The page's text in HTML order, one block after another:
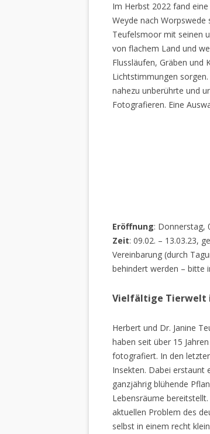
Im Herbst 2022 fand
Weyde nach
Teufelsmoor mit seinen
von flachem Land und
Flussläufen, Gräben und
Lichtstimmungen
nahezu unberührte und
Fotografieren. Eine
Eröffnung: Donnerstag,
Zeit: 09.02. – 13.03.23,
Vereinbarung (durch
behindert werden – bitte
Vielfältige Tierwelt
Herbert und Dr. Janine
haben seit über 15
fotografiert. In den
Insekten. Dabei erstaunt
ganzjährig blühende
Lebensräume
aktuellen Problem des
selbst in einem recht